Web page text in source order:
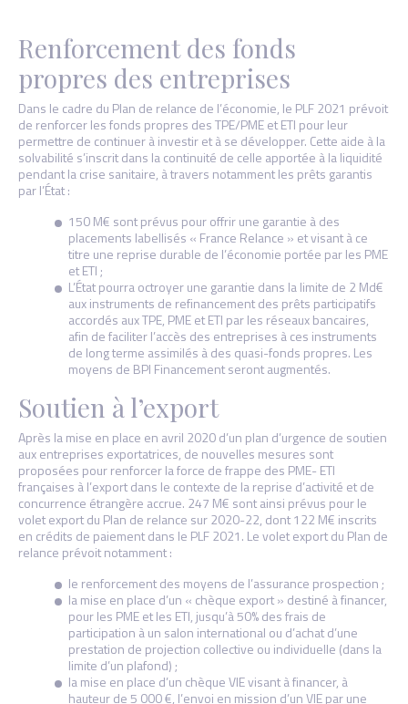
Renforcement des fonds
propres des entreprises
Dans le cadre du Plan de relance de l’économie, le PLF 2021 prévoit
de renforcer les fonds propres des TPE/PME et ETI pour leur
permettre de continuer à investir et à se développer. Cette aide à la
solvabilité s’inscrit dans la continuité de celle apportée à la liquidité
pendant la crise sanitaire, à travers notamment les prêts garantis
par l’État :
150 M€ sont prévus pour offrir une garantie à des
placements labellisés « France Relance » et visant à ce
titre une reprise durable de l’économie portée par les PME
et ETI ;
L’État pourra octroyer une garantie dans la limite de 2 Md€
aux instruments de refinancement des prêts participatifs
accordés aux TPE, PME et ETI par les réseaux bancaires,
afin de faciliter l’accès des entreprises à ces instruments
de long terme assimilés à des quasi-fonds propres. Les
moyens de BPI Financement seront augmentés.
Soutien à l’export
Après la mise en place en avril 2020 d’un plan d’urgence de soutien
aux entreprises exportatrices, de nouvelles mesures sont
proposées pour renforcer la force de frappe des PME- ETI
françaises à l’export dans le contexte de la reprise d’activité et de
concurrence étrangère accrue. 247 M€ sont ainsi prévus pour le
volet export du Plan de relance sur 2020-22, dont 122 M€ inscrits
en crédits de paiement dans le PLF 2021. Le volet export du Plan de
relance prévoit notamment :
le renforcement des moyens de l’assurance prospection ;
la mise en place d’un « chèque export » destiné à financer,
pour les PME et les ETI, jusqu’à 50% des frais de
participation à un salon international ou d’achat d’une
prestation de projection collective ou individuelle (dans la
limite d’un plafond) ;
la mise en place d’un chèque VIE visant à financer, à
hauteur de 5 000 €, l’envoi en mission d’un VIE par une